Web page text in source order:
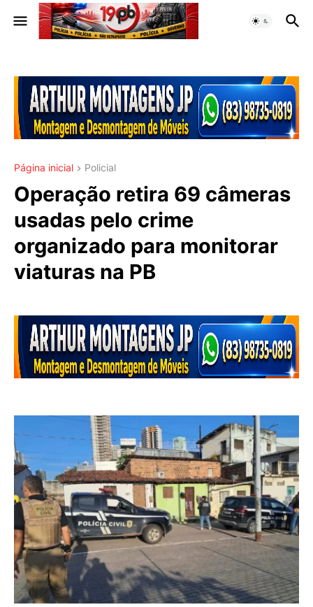
Página inicial Policial
Operação retira 69 câmeras
usadas pelo crime
organizado para monitorar
viaturas na PB